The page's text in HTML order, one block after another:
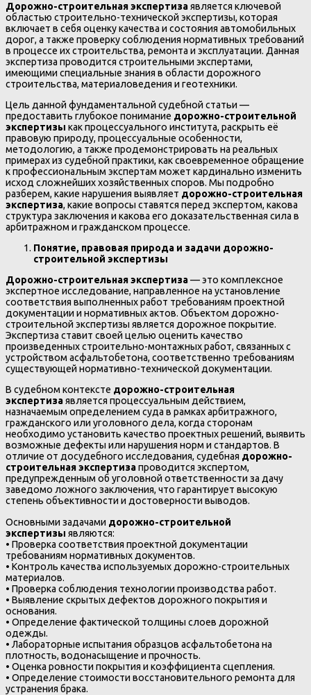
Дорожно-строительная экспертизаявляется ключевой
областью строительно-технической экспертизы, которая
включает в себя оценку качества и состояния автомобильных
дорог, а также проверку соблюдения нормативных требований
в процессе их строительства, ремонта и эксплуатации. Данная
экспертиза проводится строительными экспертами,
имеющими специальные знания в области дорожного
строительства, материаловедения и геотехники.
Цель данной фундаментальной судебной статьи —
предоставить глубокое понимание дорожно-строительной
экспертизы как процессуального института, раскрыть её
правовую природу, процессуальные особенности,
методологию, а также продемонстрировать на реальных
примерах из судебной практики, как своевременное обращение
к профессиональным экспертам может кардинально изменить
исход сложнейших хозяйственных споров. Мы подробно
разберем, какие нарушения выявляет дорожно-строительная
экспертиза, какие вопросы ставятся перед экспертом, какова
структура заключения и какова его доказательственная сила в
арбитражном и гражданском процессе.
Понятие, правовая природа и задачи дорожно-
строительной экспертизы
Дорожно-строительная экспертиза— это комплексное
экспертное исследование, направленное на установление
соответствия выполненных работ требованиям проектной
документации и нормативных актов. Объектом дорожно-
строительной экспертизы является дорожное покрытие.
Экспертиза ставит своей целью оценить качество
произведенных строительно-монтажных работ, связанных с
устройством асфальтобетона, соответственно требованиям
существующей нормативно-технической документации.
В судебном контексте дорожно-строительная
экспертизаявляется процессуальным действием,
назначаемым определением суда в рамках арбитражного,
гражданского или уголовного дела, когда сторонам
необходимо установить качество проектных решений, выявить
возможные дефекты или нарушения норм и стандартов. В
отличие от досудебного исследования, судебная дорожно-
строительная экспертизапроводится экспертом,
предупрежденным об уголовной ответственности за дачу
заведомо ложного заключения, что гарантирует высокую
степень объективности и достоверности выводов.
Основными задачами дорожно-строительной
экспертизы являются:
• Проверка соответствия проектной документации
требованиям нормативных документов.
• Контроль качества используемых дорожно-строительных
материалов.
• Проверка соблюдения технологии производства работ.
• Выявление скрытых дефектов дорожного покрытия и
основания.
• Определение фактической толщины слоев дорожной
одежды.
• Лабораторные испытания образцов асфальтобетона на
плотность, водонасыщение и прочность.
• Оценка ровности покрытия и коэффициента сцепления.
• Определение стоимости восстановительного ремонта для
устранения брака.